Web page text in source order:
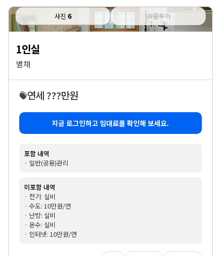
사진 6 VR룸투어
1인실
별채
연세 ???만원
지금 로그인하고 임대료를 확인해 보세요.
포함 내역
· 일반(공용)관리
미포함 내역
· 전기: 실비
· 수도: 10만원/연
· 난방: 실비
· 온수: 실비
· 인터넷: 10만원/연